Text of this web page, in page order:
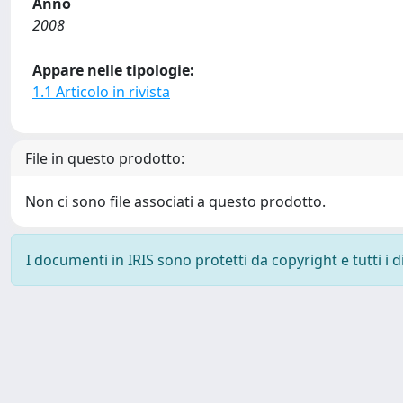
2008
Appare nelle tipologie:
1.1 Articolo in rivista
File in questo prodotto:
Non ci sono file associati a questo prodotto.
I documenti in IRIS sono protetti da copyright e tutti i